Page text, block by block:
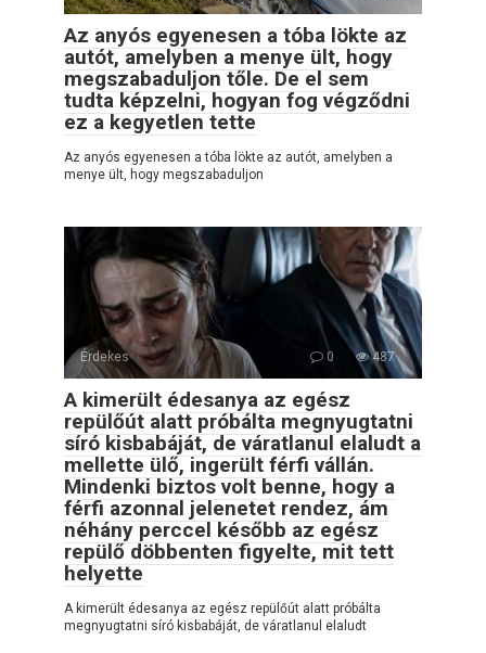
Az anyós egyenesen a tóba lökte az
autót, amelyben a menye ült, hogy
megszabaduljon tőle. De el sem
tudta képzelni, hogyan fog végződni
ez a kegyetlen tette
Az anyós egyenesen a tóba lökte az autót, amelyben a
menye ült, hogy megszabaduljon
Érdekes 0 487
A kimerült édesanya az egész
repülőút alatt próbálta megnyugtatni
síró kisbabáját, de váratlanul elaludt a
mellette ülő, ingerült férfi vállán.
Mindenki biztos volt benne, hogy a
férfi azonnal jelenetet rendez, ám
néhány perccel később az egész
repülő döbbenten figyelte, mit tett
helyette
A kimerült édesanya az egész repülőút alatt próbálta
megnyugtatni síró kisbabáját, de váratlanul elaludt